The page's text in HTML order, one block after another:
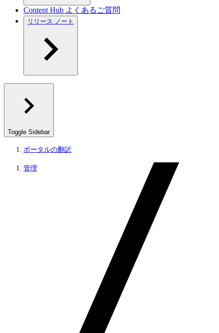
Content Hub よくあるご質問
リリース ノート
Toggle Sidebar
ポータルの翻訳
管理